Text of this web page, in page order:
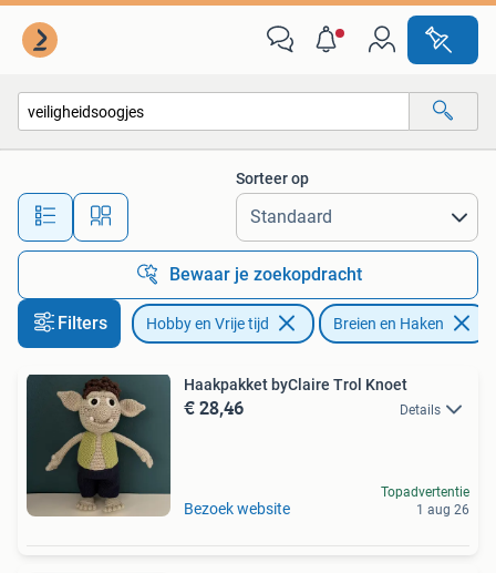
Alle afstanden…
Sorteer op
Bewaar je zoekopdracht
Filters Hobby en Vrije tijd Breien en Haken
Haakpakket byClaire Trol Knoet
€ 28,46 Details
Bezoek website
Topadvertentie
1 aug 26